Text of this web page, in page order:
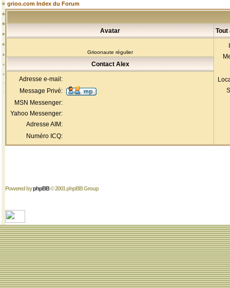
grioo.com Index du Forum
Avatar Tout
Grioonaute régulier
Contact Alex
Adresse e-mail:
Message Privé:
MSN Messenger:
Yahoo Messenger:
Adresse AIM:
Numéro ICQ:
Powered byphpBB© 2001 phpBB Group